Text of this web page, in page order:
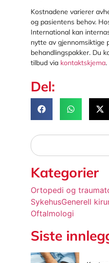
Kostnadene varierer
og pasientens behov.
International kan
nytte av gjennomsiktige
behandlingspakker. Du
tilbud viakontaktskjema.
Del:
Kategorier
Ortopedi og
SykehusGenerell
Oftalmologi
Siste